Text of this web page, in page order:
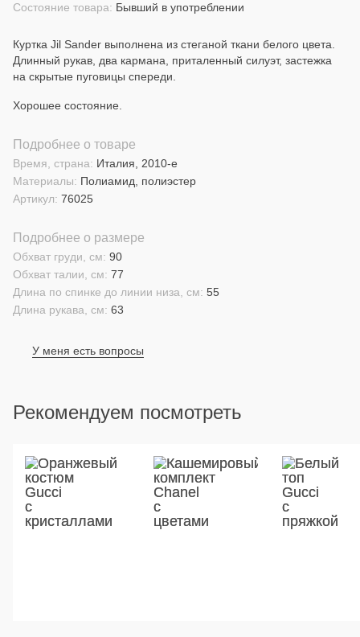
Состояние товара: Бывший в употреблении
Куртка Jil Sander выполнена из стеганой ткани белого цвета.
Длинный рукав, два кармана, приталенный силуэт, застежка
на скрытые пуговицы спереди.
Хорошее состояние.
Подробнее о товаре
Материалы: Полиамид, полиэстер
Время, страна: Италия, 2010-е
Артикул: 76025
Подробнее о размере
Длина рукава, см: 63
Длина по спинке до линии низа, см: 55
Обхват талии, см: 77
Обхват груди, см: 90
У меня есть вопросы
Рекомендуем посмотреть